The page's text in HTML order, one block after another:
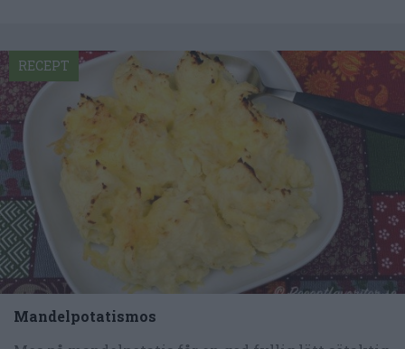
Mandelpotatismos
RECEPT